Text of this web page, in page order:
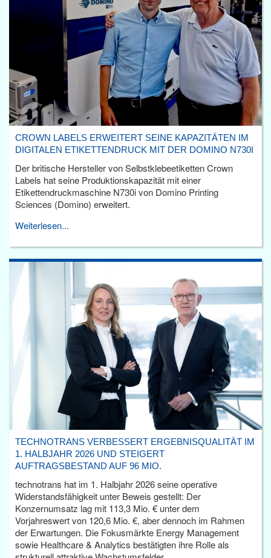
CROWN LABELS ERWEITERT SEINE KAPAZITÄTEN IM
DIGITALEN ETIKETTENDRUCK MIT DER DOMINO N730I
Der britische Hersteller von Selbstklebeetiketten Crown
Labels hat seine Produktionskapazität mit einer
Etikettendruckmaschine N730i von Domino Printing
Sciences (Domino) erweitert.
Weiterlesen...
TECHNOTRANS VERBESSERT ERGEBNISQUALITÄT IM
1. HALBJAHR 2026 UND STEIGERT
AUFTRAGSBESTAND AUF 96 MIO.
technotrans hat im 1. Halbjahr 2026 seine operative
Widerstandsfähigkeit unter Beweis gestellt: Der
Konzernumsatz lag mit 113,3 Mio. € unter dem
Vorjahreswert von 120,6 Mio. €, aber dennoch im Rahmen
der Erwartungen. Die Fokusmärkte Energy Management
sowie Healthcare & Analytics bestätigten ihre Rolle als